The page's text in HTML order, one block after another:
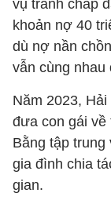
vụ tranh chấp
khoản nợ 40
dù nợ nần
vẫn cùng nhau
Năm 2023,
đưa con gái về
Bằng tập trung
gia đình chia
gian.